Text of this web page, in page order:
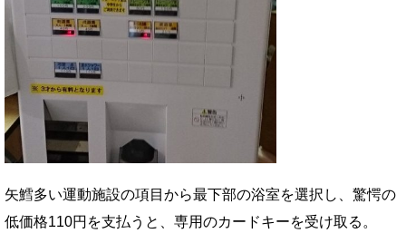
矢鱈多い運動施設の項目から最下部の浴室を選択し、驚愕の
低価格110円を支払うと、専用のカードキーを受け取る。